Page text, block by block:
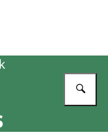
Leren Eten